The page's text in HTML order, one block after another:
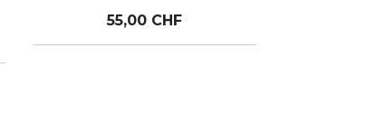
55,00 CHF